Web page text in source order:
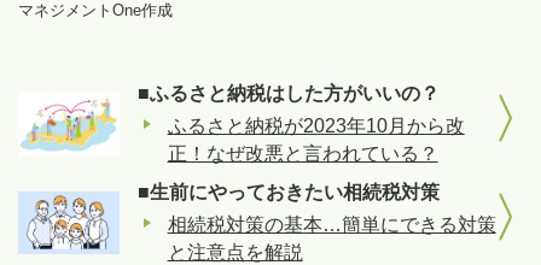
マネジメントOne作成
■ふるさと納税はした方がいいの？
ふるさと納税が2023年10月から改
正！なぜ改悪と言われている？
■生前にやっておきたい相続税対策
相続税対策の基本…簡単にできる対策
と注意点を解説